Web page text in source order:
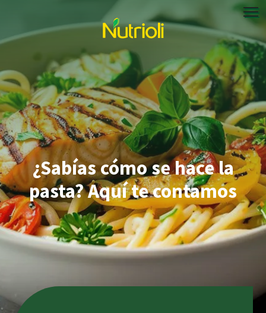
¿Sabías cómo se hace la
pasta? Aquí te contamos